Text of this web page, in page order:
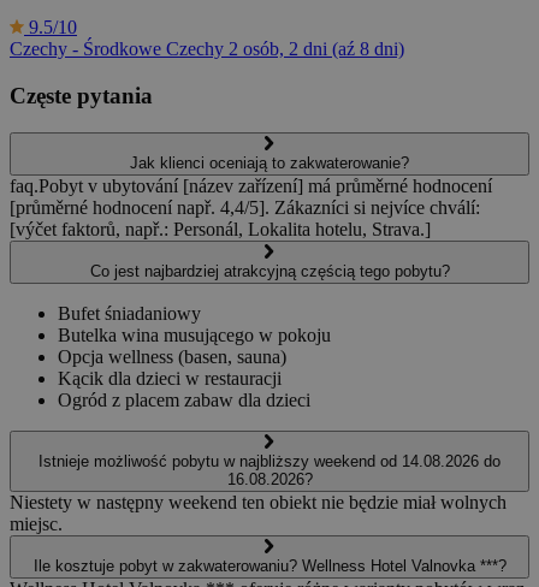
9.5/10
Czechy - Środkowe Czechy 2 osób, 2 dni (aź 8 dni)
Częste pytania
Jak klienci oceniają to zakwaterowanie?
faq.Pobyt v ubytování [název zařízení] má průměrné hodnocení
[průměrné hodnocení např. 4,4/5]. Zákazníci si nejvíce chválí:
[výčet faktorů, např.: Personál, Lokalita hotelu, Strava.]
Co jest najbardziej atrakcyjną częścią tego pobytu?
Bufet śniadaniowy
Butelka wina musującego w pokoju
Opcja wellness (basen, sauna)
Kącik dla dzieci w restauracji
Ogród z placem zabaw dla dzieci
Istnieje możliwość pobytu w najbliższy weekend od 14.08.2026 do
16.08.2026?
Niestety w następny weekend ten obiekt nie będzie miał wolnych
miejsc.
Ile kosztuje pobyt w zakwaterowaniu? Wellness Hotel Valnovka ***?